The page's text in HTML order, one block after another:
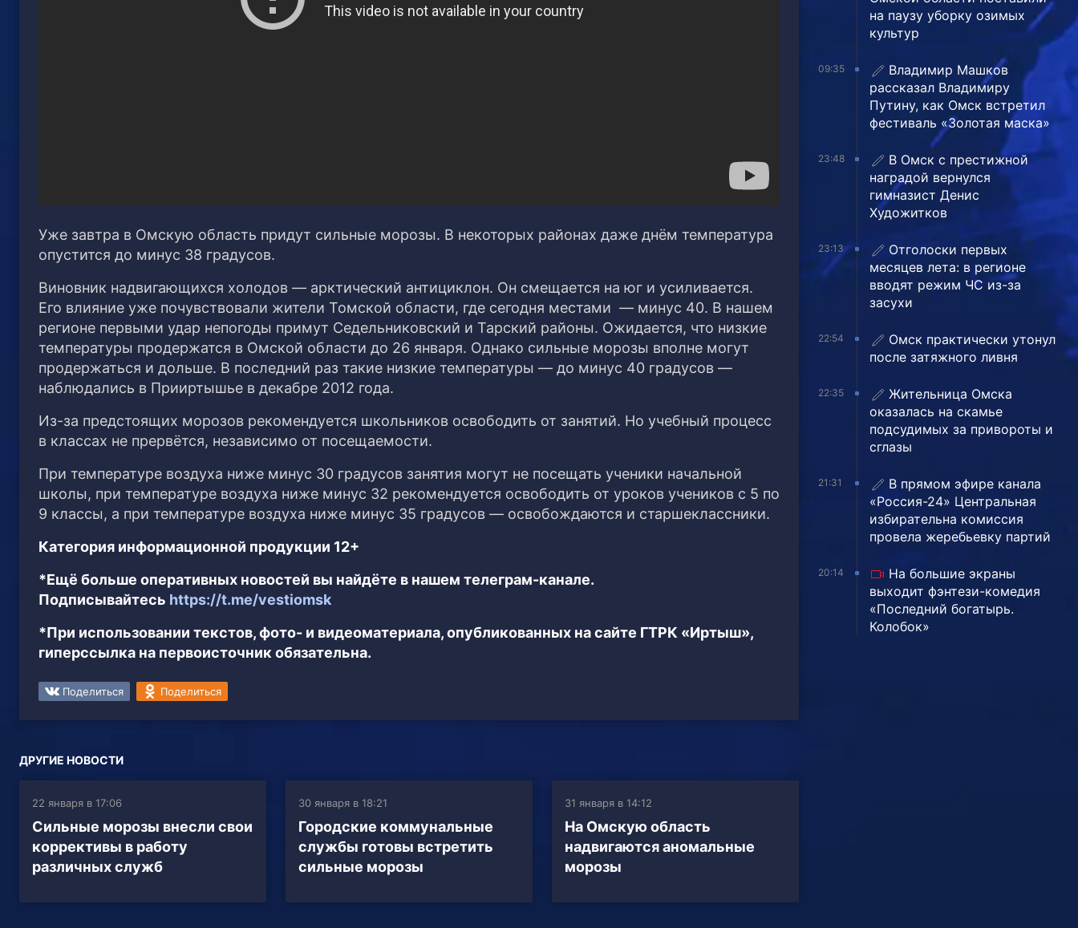
Уже завтра в Омскую область придут сильные морозы. В некоторых районах даже днём температура
опустится до минус 38 градусов.
Виновник надвигающихся холодов — арктический антициклон. Он смещается на юг и усиливается.
Его влияние уже почувствовали жители Томской области, где сегодня местами — минус 40. В нашем
регионе первыми удар непогоды примут Седельниковский и Тарский районы. Ожидается, что низкие
температуры продержатся в Омской области до 26 января. Однако сильные морозы вполне могут
продержаться и дольше. В последний раз такие низкие температуры — до минус 40 градусов —
наблюдались в Прииртышье в декабре 2012 года.
Из-за предстоящих морозов рекомендуется школьников освободить от занятий. Но учебный процесс
в классах не прервётся, независимо от посещаемости.
При температуре воздуха ниже минус 30 градусов занятия могут не посещать ученики начальной
школы, при температуре воздуха ниже минус 32 рекомендуется освободить от уроков учеников с 5 по
9 классы, а при температуре воздуха ниже минус 35 градусов — освобождаются и старшеклассники.
Категория информационной продукции 12+
*Ещё больше оперативных новостей вы найдёте в нашем телеграм-канале.
Подписывайтесь https://t.me/vestiomsk
*При использовании текстов, фото- и видеоматериала, опубликованных на сайте ГТРК «Иртыш»,
гиперссылка на первоисточник обязательна.
Поделиться Поделиться
ДРУГИЕ НОВОСТИ
22 января в 17:06
Сильные морозы внесли свои
коррективы в работу
различных служб
30 января в 18:21
Городские коммунальные
службы готовы встретить
сильные морозы
31 января в 14:12
На Омскую область
надвигаются аномальные
морозы
на паузу уборку озимых
культур
09:35
Владимир Машков
рассказал Владимиру
Путину, как Омск встретил
фестиваль «Золотая маска»
23:48
В Омск с престижной
наградой вернулся
гимназист Денис
Художитков
23:13
Отголоски первых
месяцев лета: в регионе
вводят режим ЧС из-за
засухи
22:54
Омск практически утонул
после затяжного ливня
22:35
Жительница Омска
оказалась на скамье
подсудимых за привороты и
сглазы
21:31
В прямом эфире канала
«Россия-24» Центральная
избирательна комиссия
провела жеребьевку партий
20:14
На большие экраны
выходит фэнтези-комедия
«Последний богатырь.
Колобок»